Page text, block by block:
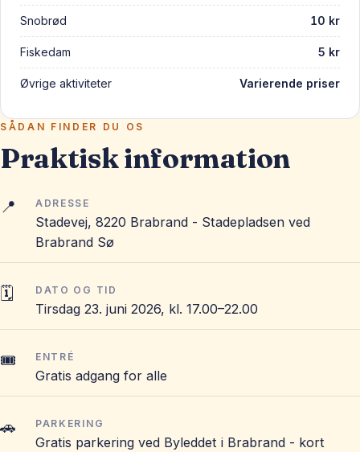
Snobrød 10 kr
Fiskedam 5 kr
Øvrige aktiviteter Varierende priser
SÅDAN FINDER DU OS
Praktisk information
📍 ADRESSE
Stadevej, 8220 Brabrand - Stadepladsen ved
Brabrand Sø
🗓️ DATO OG TID
Tirsdag 23. juni 2026, kl. 17.00–22.00
🎟️ ENTRÉ
Gratis adgang for alle
🚗 PARKERING
Gratis parkering ved Byleddet i Brabrand - kort